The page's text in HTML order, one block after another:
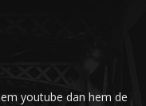
youtube dan hem de